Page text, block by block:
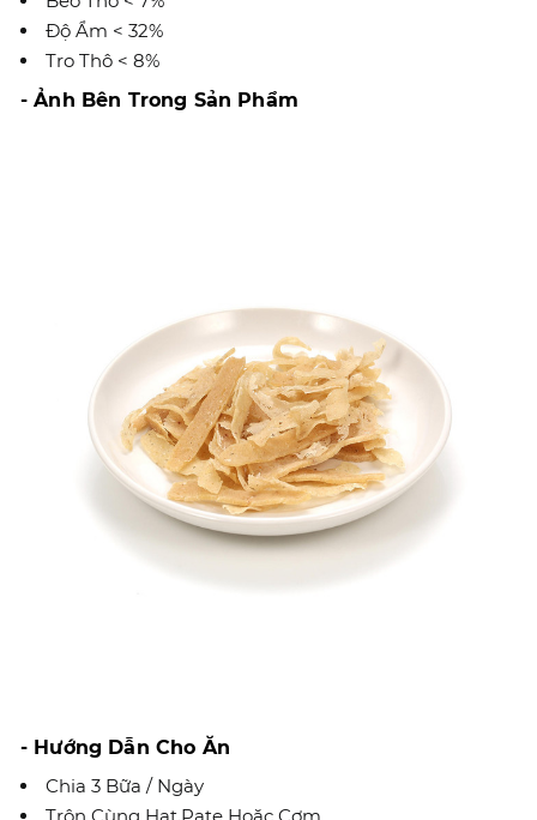
Độ Ẩm < 32%
Tro Thô < 8%
- Ảnh Bên Trong Sản Phẩm
- Hướng Dẫn Cho Ăn
Chia 3 Bữa / Ngày